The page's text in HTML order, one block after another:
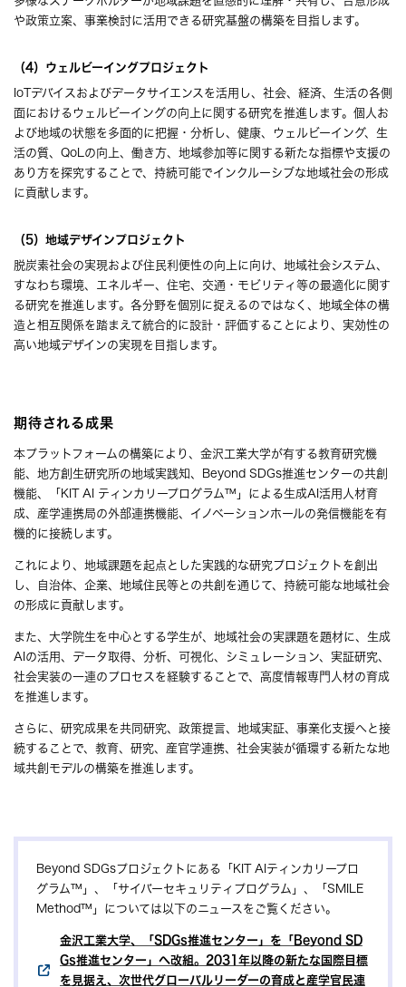
や政策立案、事業検討に活用できる研究基盤の構築を目指します。
（4）ウェルビーイングプロジェクト
IoTデバイスおよびデータサイエンスを活用し、社会、経済、生活の各側
面におけるウェルビーイングの向上に関する研究を推進します。個人お
よび地域の状態を多面的に把握・分析し、健康、ウェルビーイング、生
活の質、QoLの向上、働き方、地域参加等に関する新たな指標や支援の
あり方を探究することで、持続可能でインクルーシブな地域社会の形成
に貢献します。
（5）地域デザインプロジェクト
脱炭素社会の実現および住民利便性の向上に向け、地域社会システム、
すなわち環境、エネルギー、住宅、交通・モビリティ等の最適化に関す
る研究を推進します。各分野を個別に捉えるのではなく、地域全体の構
造と相互関係を踏まえて統合的に設計・評価することにより、実効性の
高い地域デザインの実現を目指します。
期待される成果
本プラットフォームの構築により、金沢工業大学が有する教育研究機
能、地方創生研究所の地域実践知、Beyond SDGs推進センターの共創
機能、「KIT AI ティンカリープログラム™」による生成AI活用人材育
成、産学連携局の外部連携機能、イノベーションホールの発信機能を有
機的に接続します。
これにより、地域課題を起点とした実践的な研究プロジェクトを創出
し、自治体、企業、地域住民等との共創を通じて、持続可能な地域社会
の形成に貢献します。
また、大学院生を中心とする学生が、地域社会の実課題を題材に、生成
AIの活用、データ取得、分析、可視化、シミュレーション、実証研究、
社会実装の一連のプロセスを経験することで、高度情報専門人材の育成
を推進します。
さらに、研究成果を共同研究、政策提言、地域実証、事業化支援へと接
続することで、教育、研究、産官学連携、社会実装が循環する新たな地
域共創モデルの構築を推進します。
Beyond SDGsプロジェクトにある「KIT AIティンカリープロ
グラム™」、「サイバーセキュリティプログラム」、「SMILE
Method™」については以下のニュースをご覧ください。
金沢工業大学、「SDGs推進センター」を「Beyond SD
Gs推進センター」へ改組。2031年以降の新たな国際目標
を見据え、次世代グローバルリーダーの育成と産学官民連